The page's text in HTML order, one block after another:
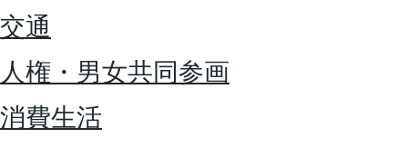
交通
人権・男女共同参画
消費生活